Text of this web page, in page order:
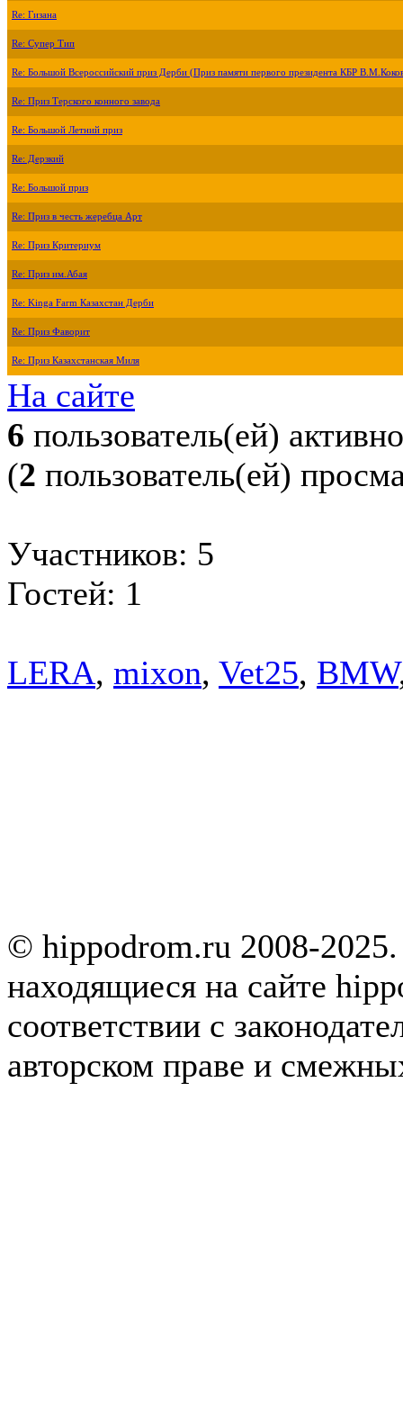
Re: Гизана
Re: Супер Тип
Re: Большой Всероссийский приз Дерби (Приз памяти первого президента КБР
Re: Приз Терского конного завода
Re: Большой Летний приз
Re: Дерзкий
Re: Большой приз
Re: Приз в честь жеребца Арт
Re: Приз Критериум
Re: Приз им.Абая
Re: Kinga Farm Казахстан Дерби
Re: Приз Фаворит
Re: Приз Казахстанская Миля
На сайте
6 пользователь(ей) активно
(2 пользователь(ей)
Участников: 5
Гостей: 1
LERA, mixon, Vet25, BMW
© hippodrom.ru 2008-
находящиеся на сайте
соответствии с
авторском праве и